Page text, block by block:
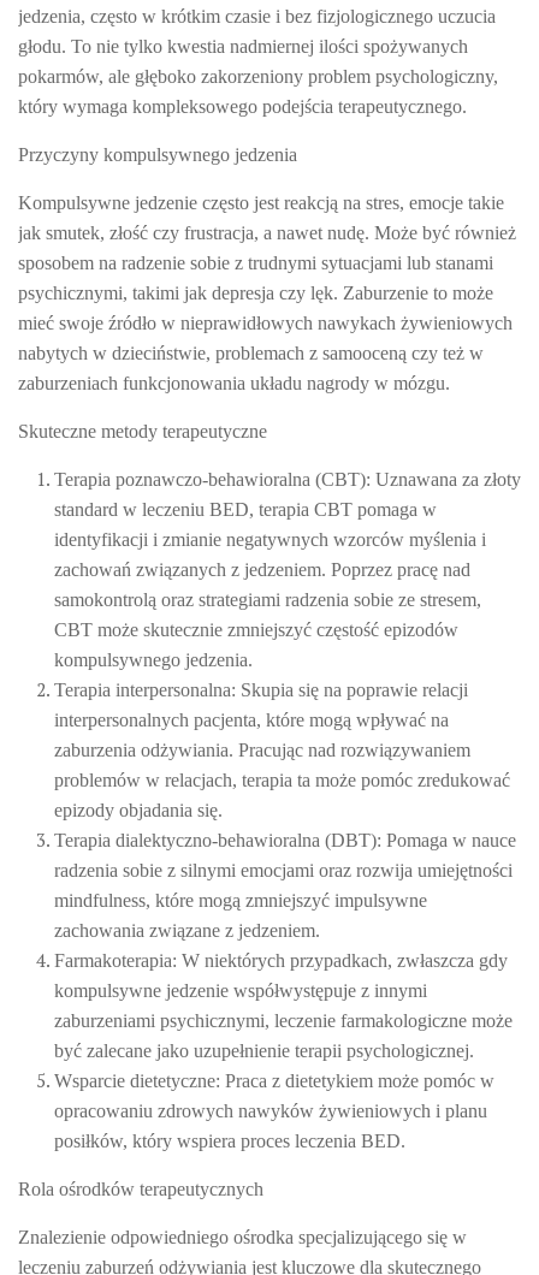
jedzenia, często w krótkim czasie i bez fizjologicznego uczucia
głodu. To nie tylko kwestia nadmiernej ilości spożywanych
pokarmów, ale głęboko zakorzeniony problem psychologiczny,
który wymaga kompleksowego podejścia terapeutycznego.
Przyczyny kompulsywnego jedzenia
Kompulsywne jedzenie często jest reakcją na stres, emocje takie
jak smutek, złość czy frustracja, a nawet nudę. Może być również
sposobem na radzenie sobie z trudnymi sytuacjami lub stanami
psychicznymi, takimi jak depresja czy lęk. Zaburzenie to może
mieć swoje źródło w nieprawidłowych nawykach żywieniowych
nabytych w dzieciństwie, problemach z samooceną czy też w
zaburzeniach funkcjonowania układu nagrody w mózgu.
Skuteczne metody terapeutyczne
Terapia poznawczo-behawioralna (CBT): Uznawana za złoty
standard w leczeniu BED, terapia CBT pomaga w
identyfikacji i zmianie negatywnych wzorców myślenia i
zachowań związanych z jedzeniem. Poprzez pracę nad
samokontrolą oraz strategiami radzenia sobie ze stresem,
CBT może skutecznie zmniejszyć częstość epizodów
kompulsywnego jedzenia.
Terapia interpersonalna: Skupia się na poprawie relacji
interpersonalnych pacjenta, które mogą wpływać na
zaburzenia odżywiania. Pracując nad rozwiązywaniem
problemów w relacjach, terapia ta może pomóc zredukować
epizody objadania się.
Terapia dialektyczno-behawioralna (DBT): Pomaga w nauce
radzenia sobie z silnymi emocjami oraz rozwija umiejętności
mindfulness, które mogą zmniejszyć impulsywne
zachowania związane z jedzeniem.
Farmakoterapia: W niektórych przypadkach, zwłaszcza gdy
kompulsywne jedzenie współwystępuje z innymi
zaburzeniami psychicznymi, leczenie farmakologiczne może
być zalecane jako uzupełnienie terapii psychologicznej.
Wsparcie dietetyczne: Praca z dietetykiem może pomóc w
opracowaniu zdrowych nawyków żywieniowych i planu
posiłków, który wspiera proces leczenia BED.
Rola ośrodków terapeutycznych
Znalezienie odpowiedniego ośrodka specjalizującego się w
leczeniu zaburzeń odżywiania jest kluczowe dla skutecznego